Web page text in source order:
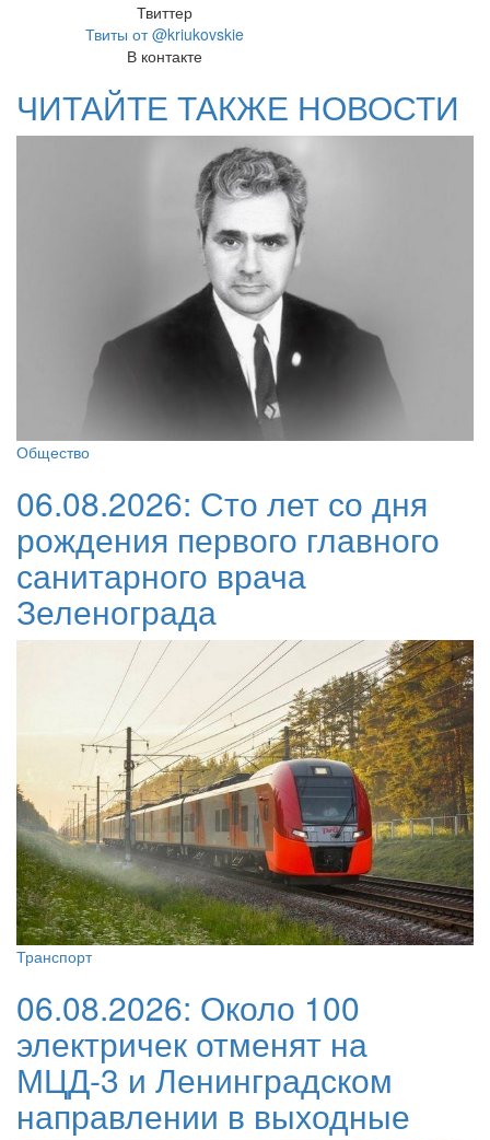
Твиттер
Твиты от @kriukovskie
В контакте
ЧИТАЙТЕ ТАКЖЕ НОВОСТИ
Общество
06.08.2026: Сто лет со дня
рождения первого главного
санитарного врача
Зеленограда
Транспорт
06.08.2026: Около 100
электричек отменят на
МЦД-3 и Ленинградском
направлении в выходные